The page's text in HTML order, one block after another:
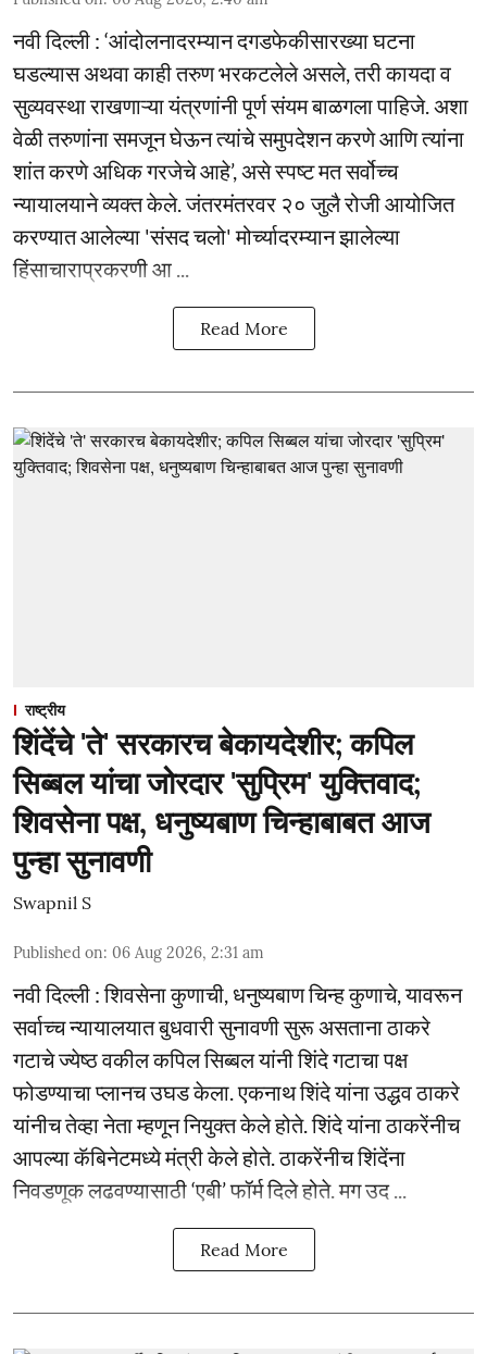
नवी दिल्ली : ‘आंदोलनादरम्यान दगडफेकीसारख्या घटना
घडल्यास अथवा काही तरुण भरकटलेले असले, तरी कायदा व
सुव्यवस्था राखणाऱ्या यंत्रणांनी पूर्ण संयम बाळगला पाहिजे. अशा
वेळी तरुणांना समजून घेऊन त्यांचे समुपदेशन करणे आणि त्यांना
शांत करणे अधिक गरजेचे आहे’, असे स्पष्ट मत सर्वोच्च
न्यायालयाने व्यक्त केले. जंतरमंतरवर २० जुलै रोजी आयोजित
करण्यात आलेल्या 'संसद चलो' मोर्च्यादरम्यान झालेल्या
हिंसाचाराप्रकरणी आ ...
Read More
राष्ट्रीय
शिंदेंचे 'ते' सरकारच बेकायदेशीर; कपिल
सिब्बल यांचा जोरदार 'सुप्रिम' युक्तिवाद;
शिवसेना पक्ष, धनुष्यबाण चिन्हाबाबत आज
पुन्हा सुनावणी
Swapnil S
Published on: 06 Aug 2026, 2:31 am
नवी दिल्ली : शिवसेना कुणाची, धनुष्यबाण चिन्ह कुणाचे, यावरून
सर्वाच्च न्यायालयात बुधवारी सुनावणी सुरू असताना ठाकरे
गटाचे ज्येष्ठ वकील कपिल सिब्बल यांनी शिंदे गटाचा पक्ष
फोडण्याचा प्लानच उघड केला. एकनाथ शिंदे यांना उद्धव ठाकरे
यांनीच तेव्हा नेता म्हणून नियुक्त केले होते. शिंदे यांना ठाकरेंनीच
आपल्या कॅबिनेटमध्ये मंत्री केले होते. ठाकरेंनीच शिंदेंना
निवडणूक लढवण्यासाठी ‘एबी’ फॉर्म दिले होते. मग उद ...
Read More